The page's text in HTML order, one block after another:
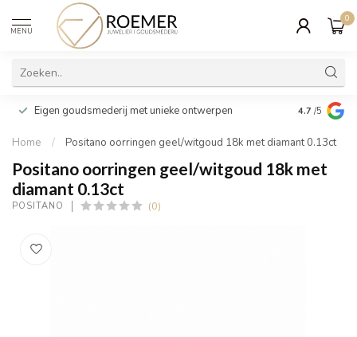
MENU
0
Eigen goudsmederij met unieke ontwerpen Wij
cadeau
4.7 /5
Home / Positano oorringen geel/witgoud 18k met diamant 0.13ct
Positano oorringen geel/witgoud 18k met
diamant 0.13ct
POSITANO (0)